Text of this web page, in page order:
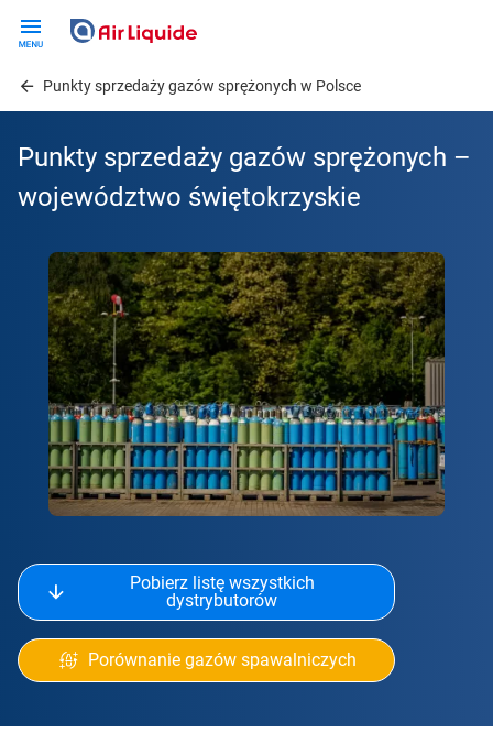
contentPunkty sprzedaży gazów sprężonych w Polsce
Punkty sprzedaży gazów sprężonych –
województwo świętokrzyskie
Pobierz listę wszystkich
dystrybutorów
Porównanie gazów spawalniczych